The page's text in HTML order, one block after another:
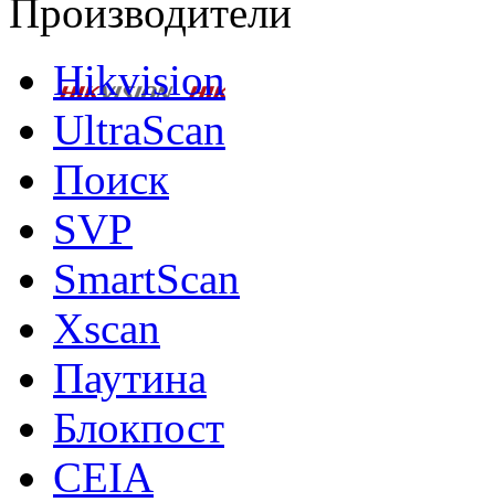
Производители
Hikvision
UltraScan
Поиск
SVP
SmartScan
Xscan
Паутина
Блокпост
CEIA